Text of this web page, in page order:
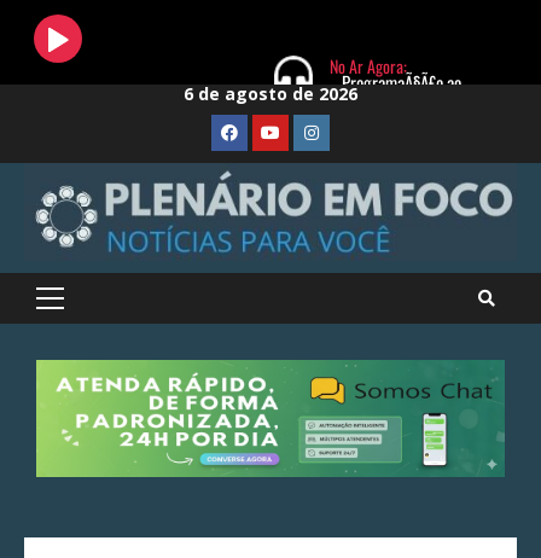
Skip
6 de agosto de 2026
FaceBook
YoutubeInstagram
Primary